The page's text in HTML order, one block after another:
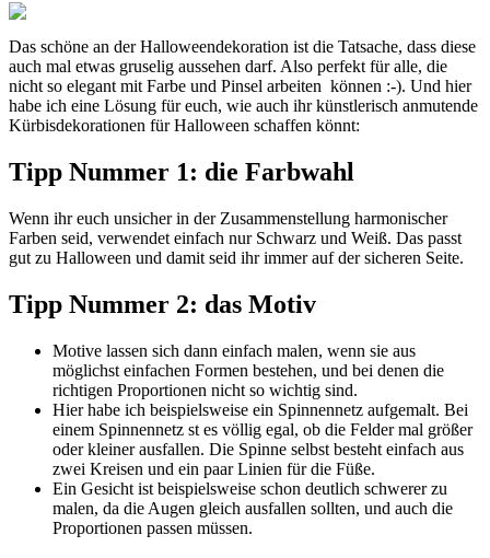
Das schöne an der Halloweendekoration ist die Tatsache, dass diese
auch mal etwas gruselig aussehen darf. Also perfekt für alle, die
nicht so elegant mit Farbe und Pinsel arbeiten können :-). Und hier
habe ich eine Lösung für euch, wie auch ihr künstlerisch anmutende
Kürbisdekorationen für Halloween schaffen könnt:
Tipp Nummer 1: die Farbwahl
Wenn ihr euch unsicher in der Zusammenstellung harmonischer
Farben seid, verwendet einfach nur Schwarz und Weiß. Das passt
gut zu Halloween und damit seid ihr immer auf der sicheren Seite.
Tipp Nummer 2: das Motiv
Motive lassen sich dann einfach malen, wenn sie aus
möglichst einfachen Formen bestehen, und bei denen die
richtigen Proportionen nicht so wichtig sind.
Hier habe ich beispielsweise ein Spinnennetz aufgemalt. Bei
einem Spinnennetz st es völlig egal, ob die Felder mal größer
oder kleiner ausfallen. Die Spinne selbst besteht einfach aus
zwei Kreisen und ein paar Linien für die Füße.
Ein Gesicht ist beispielsweise schon deutlich schwerer zu
malen, da die Augen gleich ausfallen sollten, und auch die
Proportionen passen müssen.